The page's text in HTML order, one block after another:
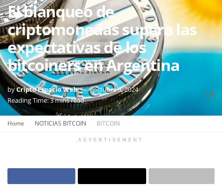
El blanqueo de
criptomonedas supera las
expectativas de los
bitcoiners en Argentina
byCripto Espacio Web
octubre 3, 2024
Reading Time: 3 mins read
AA
Home NOTICIAS BITCOIN BITCOIN
ADVERTISEMENT